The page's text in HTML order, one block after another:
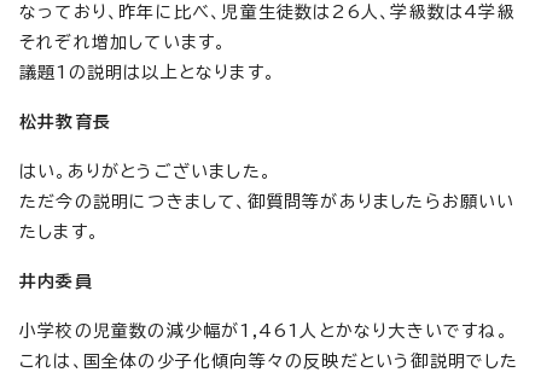
なっており、昨年に比べ、児童生徒数は26人、学級数は4学級
それぞれ増加しています。
議題1の説明は以上となります。
松井教育長
はい。ありがとうございました。
ただ今の説明につきまして、御質問等がありましたらお願いい
たします。
井内委員
小学校の児童数の減少幅が1,461人とかなり大きいですね。
これは、国全体の少子化傾向等々の反映だという御説明でした